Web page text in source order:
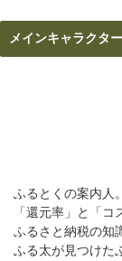
メインキャラクタ
ふるとくの案内人
「還元率」と「
ふるさと納税の知
ふる太が見つけた